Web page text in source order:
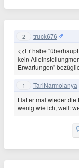
2 truck676
<<Er habe
kein
Erwartungen"
1 TariNarmolanya
Hat er mal wieder
wenig wie ich, weil: